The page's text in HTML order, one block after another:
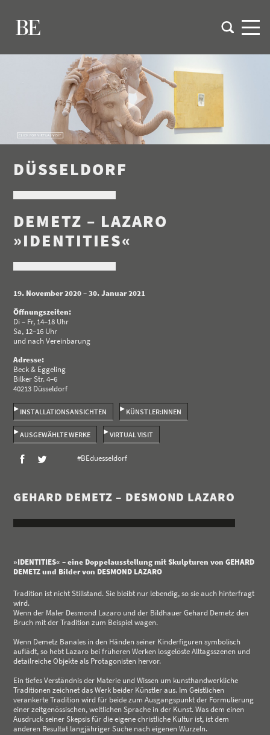
DÜSSELDORF
DEMETZ – LAZARO
»IDENTITIES«
19. November 2020 – 30. Januar 2021
Öffnungszeiten:
Di – Fr, 14–18 Uhr
Sa, 12–16 Uhr
und nach Vereinbarung
Adresse:
Beck & Eggeling
Bilker Str. 4–6
40213 Düsseldorf
INSTALLATIONSANSICHTEN KÜNSTLER:INNEN
AUSGEWÄHLTE WERKE VIRTUAL VISIT
#BEduesseldorf
GEHARD DEMETZ – DESMOND LAZARO
»IDENTITIES« – eine Doppelausstellung mit Skulpturen von GEHARD
DEMETZ und Bilder von DESMOND LAZARO
Tradition ist nicht Stillstand. Sie bleibt nur lebendig, so sie auch hinterfragt
wird.
Wenn der Maler Desmond Lazaro und der Bildhauer Gehard Demetz den
Bruch mit der Tradition zum Beispiel wagen.
Wenn Demetz Banales in den Händen seiner Kinderfiguren symbolisch
auflädt, so hebt Lazaro bei früheren Werken losgelöste Alltagsszenen und
detailreiche Objekte als Protagonisten hervor.
Ein tiefes Verständnis der Materie und Wissen um kunsthandwerkliche
Traditionen zeichnet das Werk beider Künstler aus. Im Geistlichen
verankerte Tradition wird für beide zum Ausgangspunkt der Formulierung
einer zeitgenössischen, weltlichen Sprache in der Kunst. Was dem einen
Ausdruck seiner Skepsis für die eigene christliche Kultur ist, ist dem
anderen Resultat langjähriger Suche nach eigenen Wurzeln.